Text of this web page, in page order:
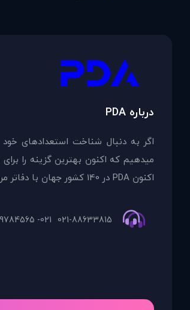
درباره PDA
اگر به دنبال شناخت استعدادهای
اکنون PDA در 140 کشور جهان با دفاتر مربط بهم در حال ارزیاب
021-88633815
021- 89784565